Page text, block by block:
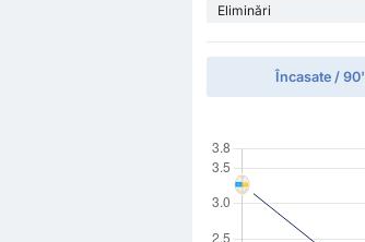
Eliminări
Încasate / 90'